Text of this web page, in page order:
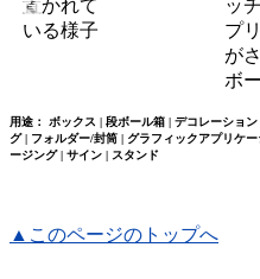
用途： ボックス | 段ボール箱 | デコレーショ
グ | フォルダー/封筒 | グラフィックアプリケ
ージング | サイン | スタンド
▲このページのトップへ